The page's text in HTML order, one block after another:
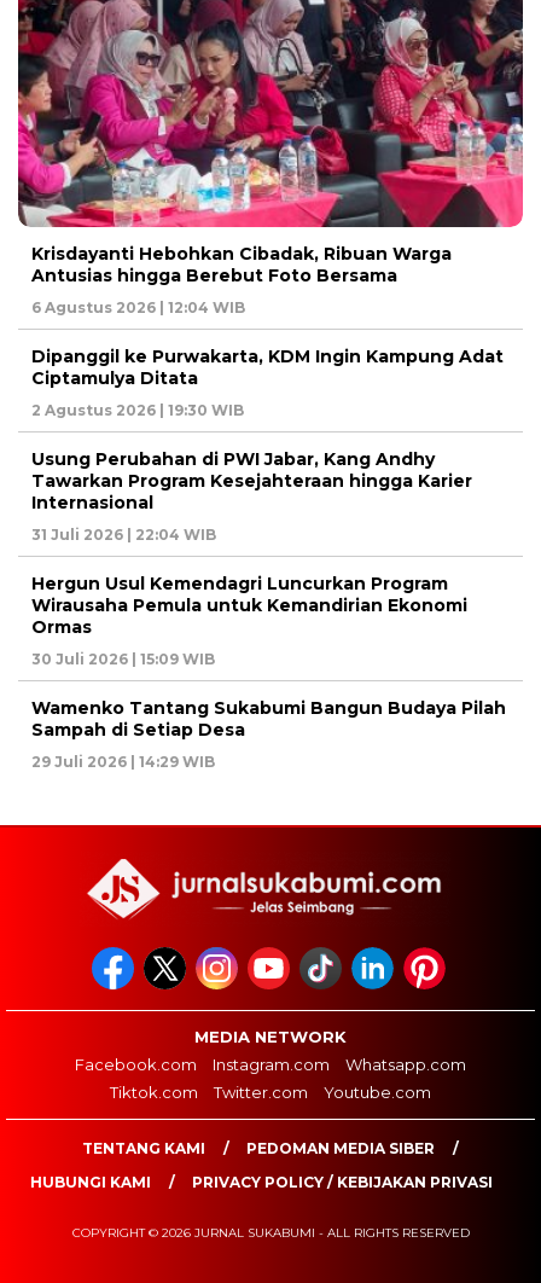
Krisdayanti Hebohkan Cibadak, Ribuan Warga
Antusias hingga Berebut Foto Bersama
6 Agustus 2026 | 12:04 WIB
Dipanggil ke Purwakarta, KDM Ingin Kampung Adat
Ciptamulya Ditata
2 Agustus 2026 | 19:30 WIB
Usung Perubahan di PWI Jabar, Kang Andhy
Tawarkan Program Kesejahteraan hingga Karier
Internasional
31 Juli 2026 | 22:04 WIB
Hergun Usul Kemendagri Luncurkan Program
Wirausaha Pemula untuk Kemandirian Ekonomi
Ormas
30 Juli 2026 | 15:09 WIB
Wamenko Tantang Sukabumi Bangun Budaya Pilah
Sampah di Setiap Desa
29 Juli 2026 | 14:29 WIB
MEDIA NETWORK
Facebook.com
Instagram.com
Whatsapp.com
Tiktok.com
Twitter.com Youtube.com
TENTANG KAMI
PEDOMAN MEDIA SIBER
HUBUNGI KAMI
PRIVACY POLICY / KEBIJAKAN PRIVASI
COPYRIGHT © 2026 JURNAL SUKABUMI - ALL RIGHTS RESERVED